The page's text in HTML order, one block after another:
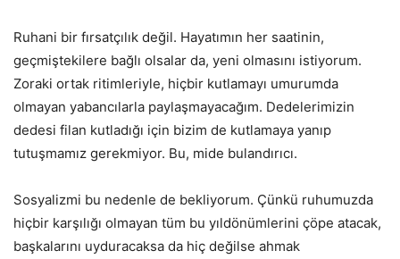
Ruhani bir fırsatçılık değil. Hayatımın her saatinin,
geçmiştekilere bağlı olsalar da, yeni olmasını istiyorum.
Zoraki ortak ritimleriyle, hiçbir kutlamayı umurumda
olmayan yabancılarla paylaşmayacağım. Dedelerimizin
dedesi filan kutladığı için bizim de kutlamaya yanıp
tutuşmamız gerekmiyor. Bu, mide bulandırıcı.
Sosyalizmi bu nedenle de bekliyorum. Çünkü ruhumuzda
hiçbir karşılığı olmayan tüm bu yıldönümlerini çöpe atacak,
başkalarını uyduracaksa da hiç değilse ahmak